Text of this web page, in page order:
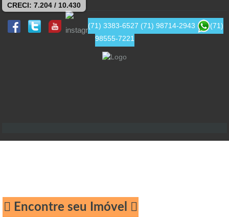
CRECI: 7.204 / 10.430
(71) 3383-6527 (71) 98714-2943
(71)
98555-7221
Encontre seu Imóvel